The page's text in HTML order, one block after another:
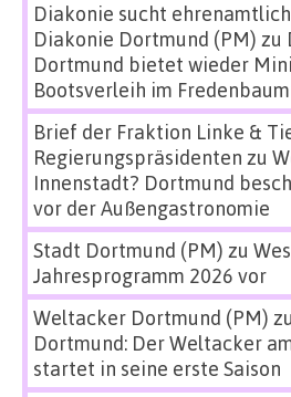
Diakonie sucht
Diakonie Dortmund (PM) zu
Dortmund bietet wieder
Bootsverleih im
Brief der Fraktion Linke &
Regierungspräsidenten zu
Innenstadt? Dortmund
vor der Außengastronomie
Stadt Dortmund (PM) zu
Jahresprogramm 2026 vor
Weltacker Dortmund (PM) zu
Dortmund: Der Weltacker
startet in seine erste Saison